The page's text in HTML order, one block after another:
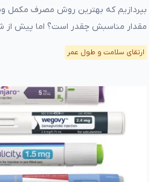
بپردازیم که بهترین روش مصرف مکمل
مقدار مناسبش چقدر است؟ اما پیش از
ارتقای سلامت و طول عمر